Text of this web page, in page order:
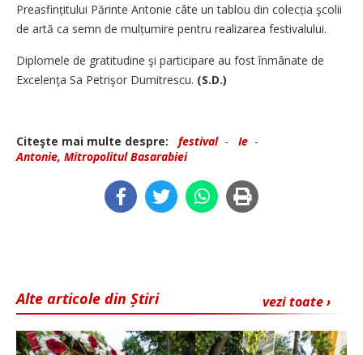
Preasfin­ți­tului Părinte Antonie câte un tablou din colecția şcolii
de artă ca semn de mulțumire pentru realizarea festivalului.
Diplomele de gratitudine şi participare au fost înmânate de
Excelenţa Sa Petrişor Dumitrescu. (S.D.)
Citeşte mai multe despre: festival- Ie -
Antonie, Mitropolitul Basarabiei
vezi toate ›
Alte articole din Știri